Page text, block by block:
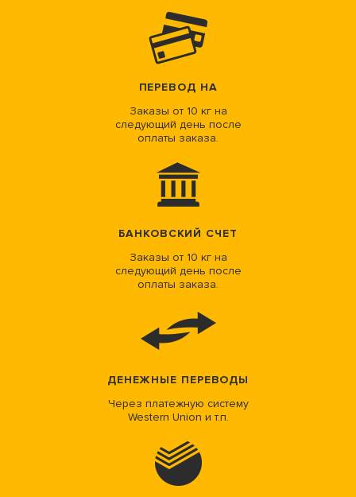
ПЕРЕВОД НА
Заказы от 10 кг на
следующий день после
оплаты заказа.
БАНКОВСКИЙ СЧЕТ
Заказы от 10 кг на
следующий день после
оплаты заказа.
ДЕНЕЖНЫЕ ПЕРЕВОДЫ
Через платежную систему
Western Union и т.п.